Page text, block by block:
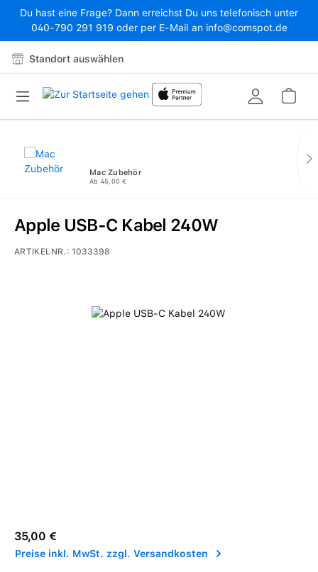
Zum Hauptinhalt springen
Du hast eine Frage? Dann erreichst Du uns telefonisch unter
040-790 291 919 oder per E-Mail an info@comspot.de
Standort auswählen
Mac Zubehör
Ab 45,00 €
Bildergalerie überspringen
Apple USB-C Kabel 240W
ARTIKELNR.:1033398
Regulärer Preis:
35,00 €
Preise inkl. MwSt. zzgl. Versandkosten